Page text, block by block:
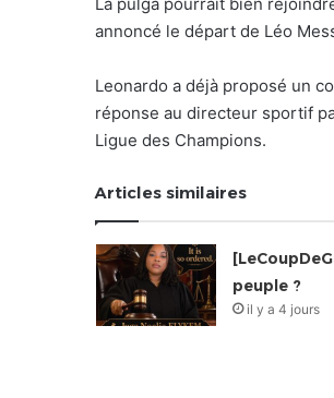
annoncé le départ de Léo
Leonardo a déjà proposé un
réponse au directeur sportif
Ligue des Champions.
Articles similaires
peuple ?
il y a 4 jours